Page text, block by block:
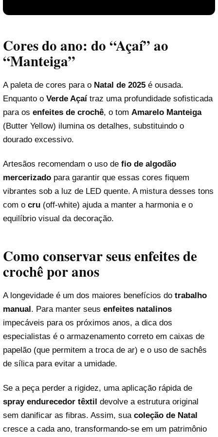
Reproduzir vídeo
Cores do ano: do “Açaí” ao
“Manteiga”
A paleta de cores para o Natal de 2025 é ousada.
Enquanto o Verde Açaí traz uma profundidade sofisticada
para os enfeites de crochê, o tom Amarelo Manteiga
(Butter Yellow) ilumina os detalhes, substituindo o
dourado excessivo.
Artesãos recomendam o uso de fio de algodão
mercerizado para garantir que essas cores fiquem
vibrantes sob a luz de LED quente. A mistura desses tons
com o cru (off-white) ajuda a manter a harmonia e o
equilíbrio visual da decoração.
Como conservar seus enfeites de
crochê por anos
A longevidade é um dos maiores benefícios do trabalho
manual . Para manter seus enfeites natalinos
impecáveis para os próximos anos, a dica dos
especialistas é o armazenamento correto em caixas de
papelão (que permitem a troca de ar) e o uso de sachês
de sílica para evitar a umidade.
Se a peça perder a rigidez, uma aplicação rápida de
spray endurecedor têxtil devolve a estrutura original
sem danificar as fibras. Assim, sua coleção de Natal
cresce a cada ano, transformando-se em um patrimônio